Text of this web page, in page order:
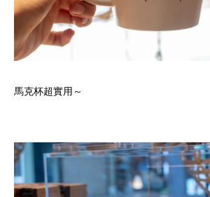
馬克杯超實用～